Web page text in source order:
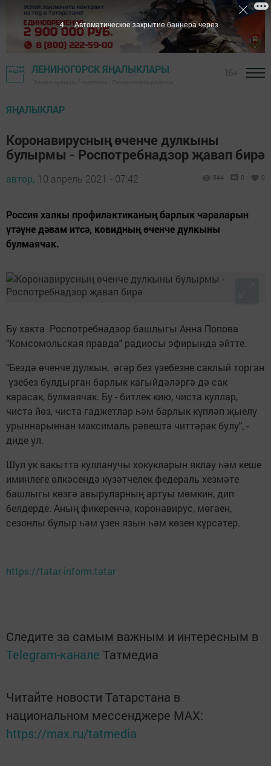
ЛЕНИНОГОРСК ЯҢАЛЫКЛАРЫ
ЯҢАЛЫКЛАР
Коронавирусның өченче дулкыны
булырмы - Роспотребнадзор җавап бирә
автор, 10 апрель 2021 - 07:42 844 0 0
Россия халкы профилактиканың барлык чараларын
үтәүне дәвам итсә, ковидның өченче дулкыны
булмаячак.
Бу хакта Роспотребнадзор башлыгы Анна Попова
"Комсомольская правда" радиосы эфирында әйтте.
"Бездә өченче дулкын, әгәр без үзебезне саклый торган
үзебез булдырган барлык кагыйдәләргә дә сак
карасак, булмаячак. Бу - битлек кию, чиста куллар,
чиста йөз, чиста гаджетлар һәм барлык күпләп җыелу
урыннарыннан максималь рәвештә читтәрәк булу", -
диде ул.
Шул ук вакытта кулланучы хокукларын яклау һәм кеше
иминлеге өлкәсендә күзәтчелек федераль хезмәте
башлыгы көзгә авыруларның артуы мөмкин, дип
белдерде. Аның фикеренчә, коронавирус, мөгаен,
сезонлы булыр һәм үзен язын һәм көзен күрсәтер.
https://tatar-inform.tatar
Следите за самым важным и интересным в
Telegram-канале Татмедиа
Читайте новости Татарстана в
национальном мессенджере MАХ:
https://max.ru/tatmedia
3 Автоматическое закрытие баннера через